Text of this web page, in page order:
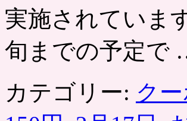
実施されていま
旬までの予定で
カテゴリー: ク